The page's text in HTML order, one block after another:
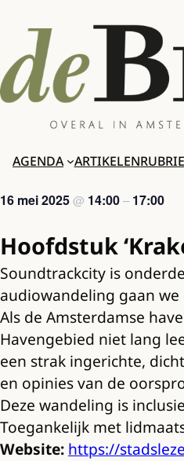
naar
inhoud
AGENDA ARTIKELEN
16 mei 2025@ 14:00– 17:00
Hoofdstuk
Soundtrackcity is
audiowandeling gaan
Als de Amsterdamse
Havengebied niet lang
een strak ingerichte,
en opinies van de
Deze wandeling is
Toegankelijk met
Website: https://